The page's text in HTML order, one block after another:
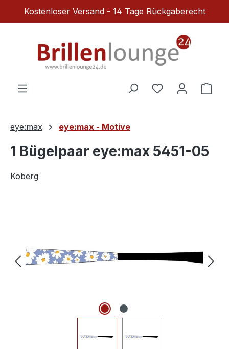
Zum Hauptinhalt springen
Kostenloser Versand - 14 Tage Rückgaberecht
Du hast 0
eye:max eye:max - Motive
1 Bügelpaar eye:max 5451-05
Koberg